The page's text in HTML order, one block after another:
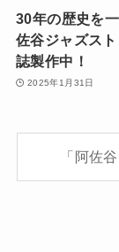
30年の歴史を
佐谷ジャズス
誌製作中！
2025年1月31日
「阿佐